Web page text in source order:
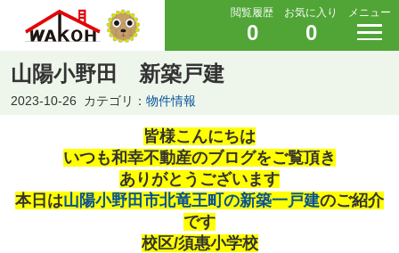
閲覧履歴
0
お気に入り
0
メニュー
山陽小野田 新築戸建
2023-10-26 カテゴリ： 物件情報
皆様こんにちは
いつも和幸不動産のブログをご覧頂き
ありがとうございます
本日は山陽小野田市北竜王町の新築一戸建のご紹介
です
校区/須惠小学校